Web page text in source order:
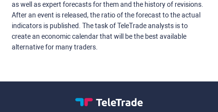
as well as expert forecasts for them and the history of revisions.
After an event is released, the ratio of the forecast to the actual
indicators is published. The task of TeleTrade analysts is to
create an economic calendar that will be the best available
alternative for many traders.